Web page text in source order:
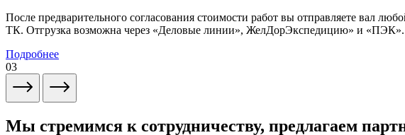
После предварительного согласования стоимости работ вы отправляете вал
ТК. Отгрузка возможна через «Деловые линии», ЖелДорЭкспедицию» и «ПЭК».
Подробнее
03
Мы стремимся к сотрудничеству, предлагаем